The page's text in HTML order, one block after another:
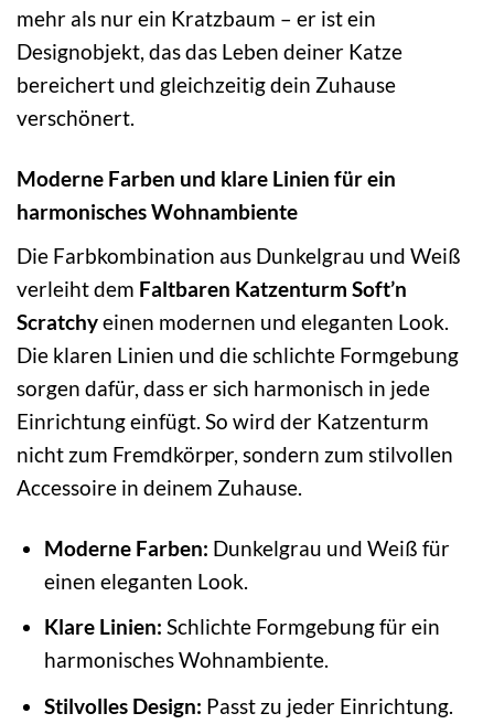
mehr als nur ein Kratzbaum – er ist ein
Designobjekt, das das Leben deiner Katze
bereichert und gleichzeitig dein Zuhause
verschönert.
Moderne Farben und klare Linien für ein
harmonisches Wohnambiente
Die Farbkombination aus Dunkelgrau und Weiß
verleiht dem Faltbaren Katzenturm Soft’n
Scratchyeinen modernen und eleganten Look.
Die klaren Linien und die schlichte Formgebung
sorgen dafür, dass er sich harmonisch in jede
Einrichtung einfügt. So wird der Katzenturm
nicht zum Fremdkörper, sondern zum stilvollen
Accessoire in deinem Zuhause.
Moderne Farben: Dunkelgrau und Weiß für
einen eleganten Look.
Klare Linien: Schlichte Formgebung für ein
harmonisches Wohnambiente.
Stilvolles Design: Passt zu jeder Einrichtung.